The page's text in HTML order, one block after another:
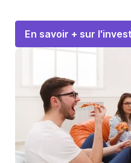
En savoir + sur